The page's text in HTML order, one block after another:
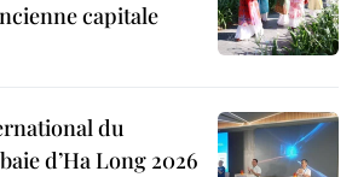
capitale
du
d’Ha Long 2026